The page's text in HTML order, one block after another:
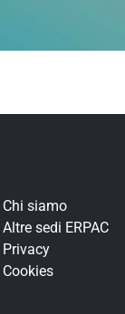
Chi siamo
Altre sedi ERPAC
Privacy
Cookies